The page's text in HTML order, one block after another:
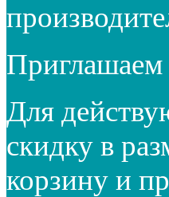
Приглашаем
Для
скидку в
корзину и